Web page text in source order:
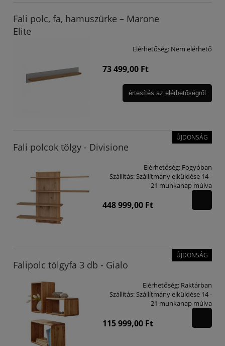
Fali polc, fa, hamuszürke – Marone
Elite
Elérhetőség: Nem elérhető
73 499,00 Ft
értesítés az elérhetőségről
Fali polcok tölgy - Divisione
Elérhetőség: Fogyóban
Szállítás:Szállítmány elküldése 14 -
21 munkanap múlva
448 999,00 Ft
ÚJDONSÁG
Falipolc tölgyfa 3 db - Gialo
Elérhetőség: Raktárban
Szállítás:Szállítmány elküldése 14 -
21 munkanap múlva
115 999,00 Ft
ÚJDONSÁG